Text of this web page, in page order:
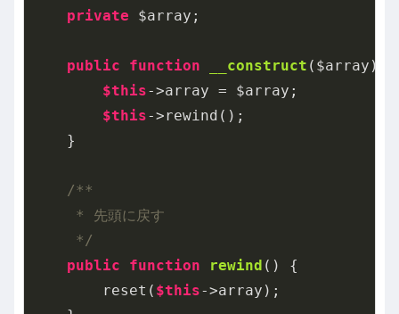
private $array;
public function __construct ($array)
$this->array = $array;
$this->rewind();
    }
/**
     * 先頭に戻す
     */
public
function rewind ()
{
        reset(
$this->array);